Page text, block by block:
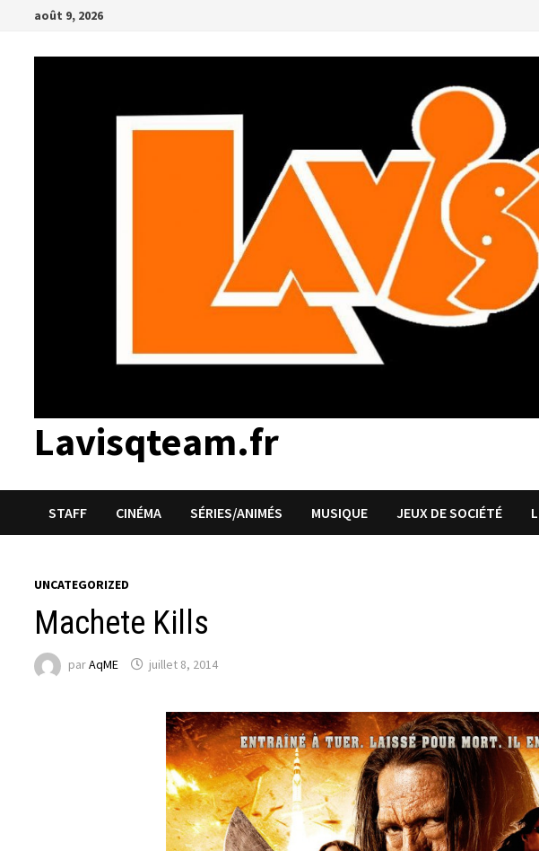
Passer
contenu
août 9, 2026
Lavisqteam.fr
STAFF CINÉMA SÉRIES/ANIMÉS MUSIQUE JEUX DE SOCIÉTÉ
UNCATEGORIZED
Machete Kills
parAqME juillet 8, 2014